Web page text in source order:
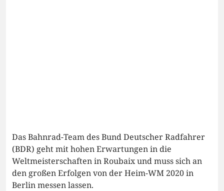
Das Bahnrad-Team des Bund Deutscher Radfahrer
(BDR) geht mit hohen Erwartungen in die
Weltmeisterschaften in Roubaix und muss sich an
den großen Erfolgen von der Heim-WM 2020 in
Berlin messen lassen.